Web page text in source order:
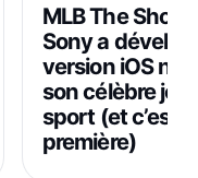
MLB The Show
Sony a
version iOS
son célèbre jeu
sport (et c’est
première)